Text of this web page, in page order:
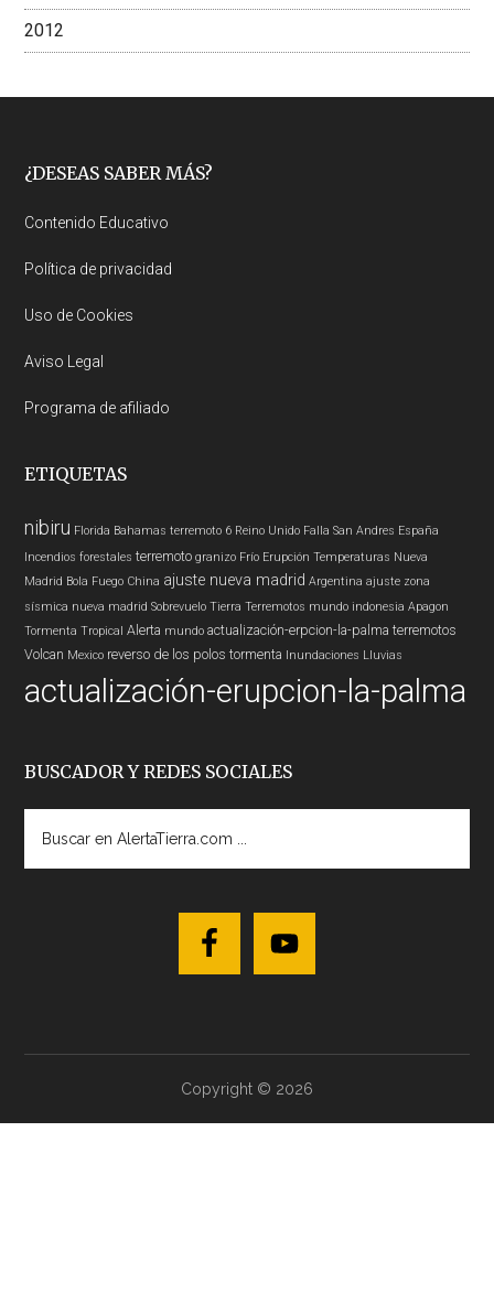
2012
Footer
¿DESEAS SABER MÁS?
Contenido Educativo
Política de privacidad
Uso de Cookies
Aviso Legal
Programa de afiliado
ETIQUETAS
nibiru Florida Bahamas terremoto 6 Reino Unido Falla San Andres España
Incendios forestales terremoto granizo Frío Erupción Temperaturas Nueva
Madrid Bola Fuego China ajuste nueva madrid Argentina ajuste zona
sísmica nueva madrid Sobrevuelo Tierra Terremotos mundo indonesia Apagon
Tormenta Tropical Alerta mundo actualización-erpcion-la-palma terremotos
Volcan Mexico reverso de los polos tormenta Inundaciones Lluvias
actualización-erupcion-la-palma
BUSCADOR Y REDES SOCIALES
AlertaTierra.com
Copyright © 2026